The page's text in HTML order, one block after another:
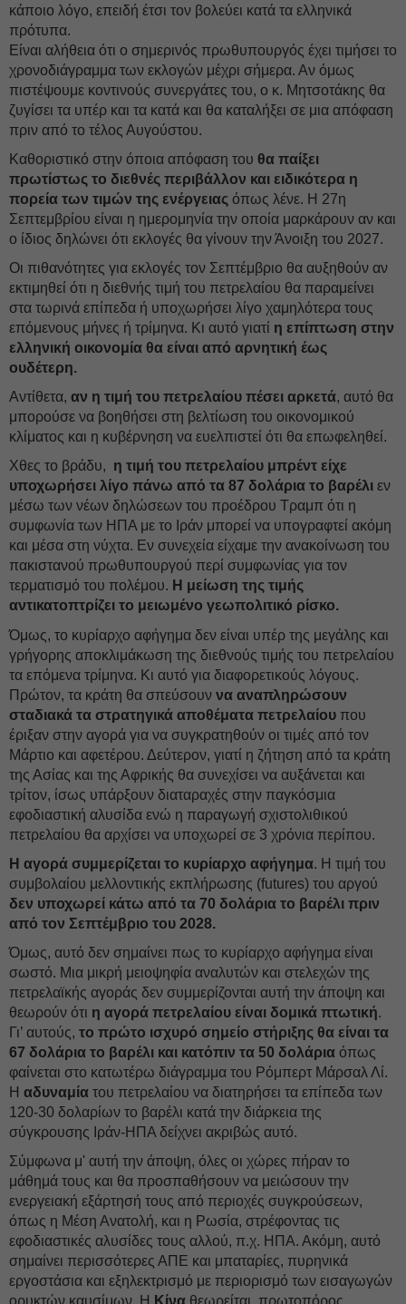
κάποιο λόγο, επειδή έτσι τον βολεύει κατά τα ελληνικά
πρότυπα.
Είναι αλήθεια ότι ο σημερινός πρωθυπουργός έχει τιμήσει το
χρονοδιάγραμμα των εκλογών μέχρι σήμερα. Αν όμως
πιστέψουμε κοντινούς συνεργάτες του, ο κ. Μητσοτάκης θα
ζυγίσει τα υπέρ και τα κατά και θα καταλήξει σε μια απόφαση
πριν από το τέλος Αυγούστου.
Καθοριστικό στην όποια απόφαση του θα παίξει
πρωτίστως το διεθνές περιβάλλον και ειδικότερα η
πορεία των τιμών της ενέργειας όπως λένε. Η 27η
Σεπτεμβρίου είναι η ημερομηνία την οποία μαρκάρουν αν και
ο ίδιος δηλώνει ότι εκλογές θα γίνουν την Άνοιξη του 2027.
Οι πιθανότητες για εκλογές τον Σεπτέμβριο θα αυξηθούν αν
εκτιμηθεί ότι η διεθνής τιμή του πετρελαίου θα παραμείνει
στα τωρινά επίπεδα ή υποχωρήσει λίγο χαμηλότερα τους
επόμενους μήνες ή τρίμηνα. Κι αυτό γιατί η επίπτωση στην
ελληνική οικονομία θα είναι από αρνητική έως
ουδέτερη.
Αντίθετα, αν η τιμή του πετρελαίου πέσει αρκετά, αυτό θα
μπορούσε να βοηθήσει στη βελτίωση του οικονομικού
κλίματος και η κυβέρνηση να ευελπιστεί ότι θα επωφεληθεί.
Χθες το βράδυ, η τιμή του πετρελαίου μπρέντ είχε
υποχωρήσει λίγο πάνω από τα 87 δολάρια το βαρέλι εν
μέσω των νέων δηλώσεων του προέδρου Τραμπ ότι η
συμφωνία των ΗΠΑ με το Ιράν μπορεί να υπογραφτεί ακόμη
και μέσα στη νύχτα. Εν συνεχεία είχαμε την ανακοίνωση του
πακιστανού πρωθυπουργού περί συμφωνίας για τον
τερματισμό του πολέμου. Η μείωση της τιμής
αντικατοπτρίζει το μειωμένο γεωπολιτικό ρίσκο.
Όμως, το κυρίαρχο αφήγημα δεν είναι υπέρ της μεγάλης και
γρήγορης αποκλιμάκωση της διεθνούς τιμής του πετρελαίου
τα επόμενα τρίμηνα. Κι αυτό για διαφορετικούς λόγους.
Πρώτον, τα κράτη θα σπεύσουν να αναπληρώσουν
σταδιακά τα στρατηγικά αποθέματα πετρελαίου που
έριξαν στην αγορά για να συγκρατηθούν οι τιμές από τον
Μάρτιο και αφετέρου. Δεύτερον, γιατί η ζήτηση από τα κράτη
της Ασίας και της Αφρικής θα συνεχίσει να αυξάνεται και
τρίτον, ίσως υπάρξουν διαταραχές στην παγκόσμια
εφοδιαστική αλυσίδα ενώ η παραγωγή σχιστολιθικού
πετρελαίου θα αρχίσει να υποχωρεί σε 3 χρόνια περίπου.
Η αγορά συμμερίζεται το κυρίαρχο αφήγημα. Η τιμή του
συμβολαίου μελλοντικής εκπλήρωσης (futures) του αργού
δεν υποχωρεί κάτω από τα 70 δολάρια το βαρέλι πριν
από τον Σεπτέμβριο του 2028.
Όμως, αυτό δεν σημαίνει πως το κυρίαρχο αφήγημα είναι
σωστό. Μια μικρή μειοψηφία αναλυτών και στελεχών της
πετρελαϊκής αγοράς δεν συμμερίζονται αυτή την άποψη και
θεωρούν ότι η αγορά πετρελαίου είναι δομικά πτωτική.
Γι’ αυτούς, το πρώτο ισχυρό σημείο στήριξης θα είναι τα
67 δολάρια το βαρέλι και κατόπιν τα 50 δολάρια όπως
φαίνεται στο κατωτέρω διάγραμμα του Ρόμπερτ Μάρσαλ Λί.
Η αδυναμία του πετρελαίου να διατηρήσει τα επίπεδα των
120-30 δολαρίων το βαρέλι κατά την διάρκεια της
σύγκρουσης Ιράν-ΗΠΑ δείχνει ακριβώς αυτό.
Σύμφωνα μ' αυτή την άποψη, όλες οι χώρες πήραν το
μάθημά τους και θα προσπαθήσουν να μειώσουν την
ενεργειακή εξάρτησή τους από περιοχές συγκρούσεων,
όπως η Μέση Ανατολή, και η Ρωσία, στρέφοντας τις
εφοδιαστικές αλυσίδες τους αλλού, π.χ. ΗΠΑ. Ακόμη, αυτό
σημαίνει περισσότερες ΑΠΕ και μπαταρίες, πυρηνικά
εργοστάσια και εξηλεκτρισμό με περιορισμό των εισαγωγών
ορυκτών καυσίμων. Η Κίνα θεωρείται πρωτοπόρος.